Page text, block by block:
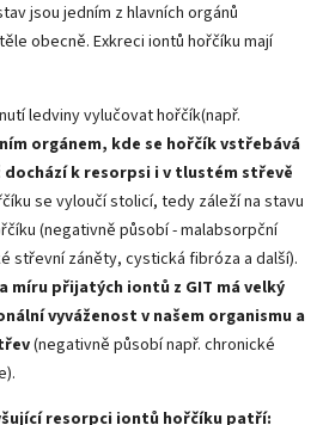
jsou jedním z hlavních orgánů
obecně. Exkreci iontů hořčíku mají
ledviny vylučovat hořčík(např.
orgánem, kde se hořčík vstřebává
k resorpsi i v tlustém střevě
se vyloučí stolicí, tedy záleží na stavu
(negativně působí - malabsorpční
střevní záněty, cystická fibróza a další).
míru přijatých iontů z GIT má velký
vyváženost v našem organismu a
(negativně působí např. chronické
resorpci iontů hořčíku patří: